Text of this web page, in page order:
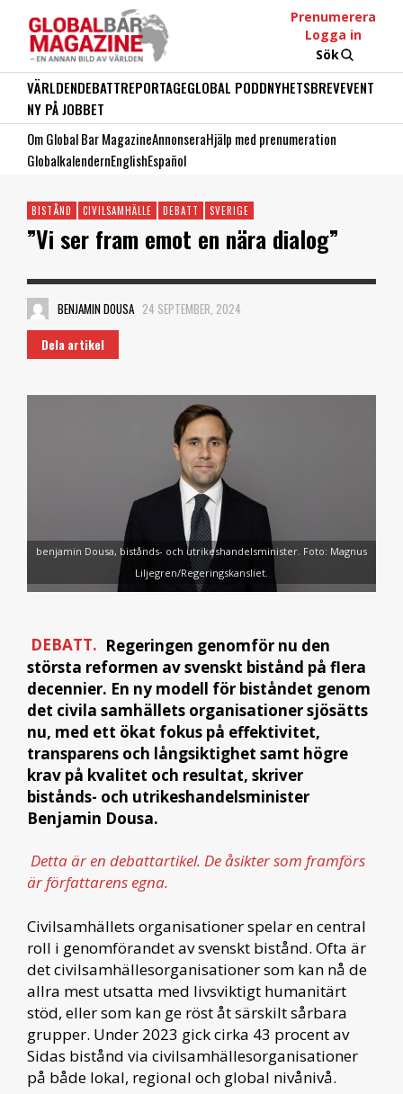
Prenumerera
Logga in
Sök
VÄRLDENDEBATTREPORTAGEGLOBAL PODDNYHETSBREVEVENT
NY PÅ JOBBET
Om Global Bar MagazineAnnonseraHjälp med prenumeration
GlobalkalendernEnglishEspañol
BISTÅND CIVILSAMHÄLLE DEBATT SVERIGE
”Vi ser fram emot en nära dialog”
BENJAMIN DOUSA 24 SEPTEMBER, 2024
Dela artikel
benjamin Dousa, bistånds- och utrikeshandelsminister. Foto: Magnus
Liljegren/Regeringskansliet.
DEBATT. Regeringen genomför nu den
största reformen av svenskt bistånd på flera
decennier. En ny modell för biståndet genom
det civila samhällets organisationer sjösätts
nu, med ett ökat fokus på effektivitet,
transparens och långsiktighet samt högre
krav på kvalitet och resultat, skriver
bistånds- och utrikeshandelsminister
Benjamin Dousa.
Detta är en debattartikel. De åsikter som framförs
är författarens egna.
Civilsamhällets organisationer spelar en central
roll i genomförandet av svenskt bistånd. Ofta är
det civilsamhällesorganisationer som kan nå de
allra mest utsatta med livsviktigt humanitärt
stöd, eller som kan ge röst åt särskilt sårbara
grupper. Under 2023 gick cirka 43 procent av
Sidas bistånd via civilsamhällesorganisationer
på både lokal, regional och global nivånivå.